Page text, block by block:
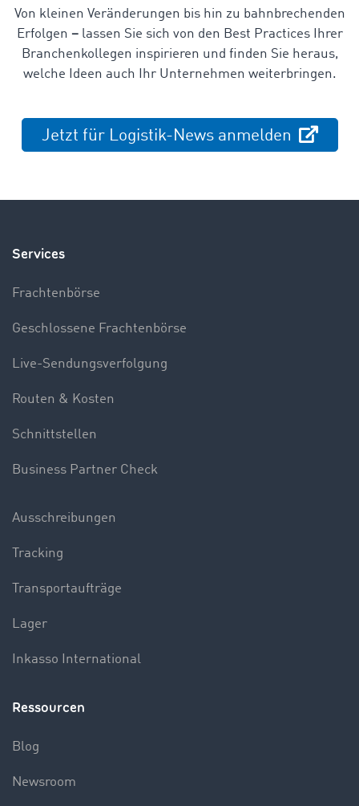
Von kleinen Veränderungen bis hin zu bahnbrechenden
Erfolgen –lassen Sie sich von den Best Practices Ihrer
Branchenkollegen inspirieren und finden Sie heraus,
welche Ideen auch Ihr Unternehmen weiterbringen.
Jetzt für Logistik-News anmelden
Services
Frachtenbörse
Geschlossene Frachtenbörse
Live-Sendungsverfolgung
Routen & Kosten
Schnittstellen
Business Partner Check
Ausschreibungen
Tracking
Transportaufträge
Lager
Inkasso International
Ressourcen
Blog
Newsroom